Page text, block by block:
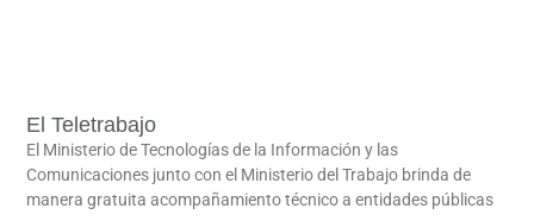
El Teletrabajo
El Ministerio de Tecnologías de la Información y las
Comunicaciones junto con el Ministerio del Trabajo brinda de
manera gratuita acompañamiento técnico a entidades públicas